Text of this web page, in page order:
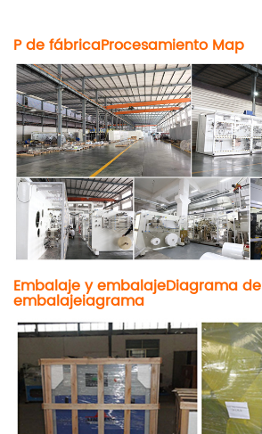
P de fábricaProcesamientoMap
Embalaje y embalajeDiagrama de
embalajeiagrama